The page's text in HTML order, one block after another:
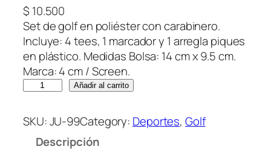
$ 10.500
Set de golf en poliéster con carabinero.
Incluye: 4 tees, 1 marcador y 1 arregla piques
en plástico. Medidas Bolsa: 14 cm x 9.5 cm.
Marca: 4 cm / Screen.
t
d
Añadir al carrito
SKU:JU-99Category: Deportes, Golf
Descripción